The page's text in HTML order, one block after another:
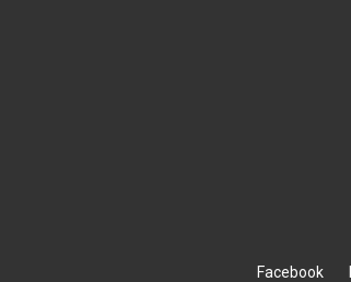
Facebook